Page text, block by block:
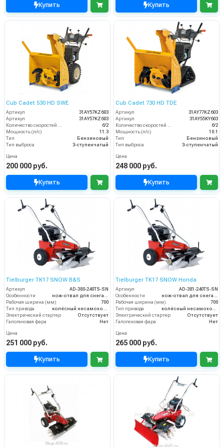
Купить Купить
Cub Cadet 530 HD SWE
Артикул
31AY57KZ603
Артикул
31AY57KZ603
6/2
Мощность (л/с)
11.3
Тип
Бензиновый
Тип выброса
3-ступенчатый
Цена
200 000 руб.
Купить
Cub Cadet 730 HD TDE
Артикул
31AY77KZ603
Артикул
31AY55KY603
6/2
Мощность (л/с)
10.1
Тип
Бензиновый
Тип выброса
3-ступенчатый
Цена
248 000 руб.
Купить
Tielburger TK17 SNOW B&S
Артикул
AD-380-240TS-SN
Особенности
нож-отвал для снега / цепи на колёса
Рабочая ширина (мм)
700
Тип привода
колёсный несамоходный
Электрический стартер
Отсутствует
Галогеновая фара
Нет
Цена
251 000 руб.
Купить
Tielburger TK17 SNOW Honda
Артикул
AD-381-240TS-SN
Особенности
нож-отвал для снега / цепи на колёса
Рабочая ширина (мм)
700
Тип привода
колёсный несамоходный
Электрический стартер
Отсутствует
Галогеновая фара
Нет
Цена
265 000 руб.
Купить